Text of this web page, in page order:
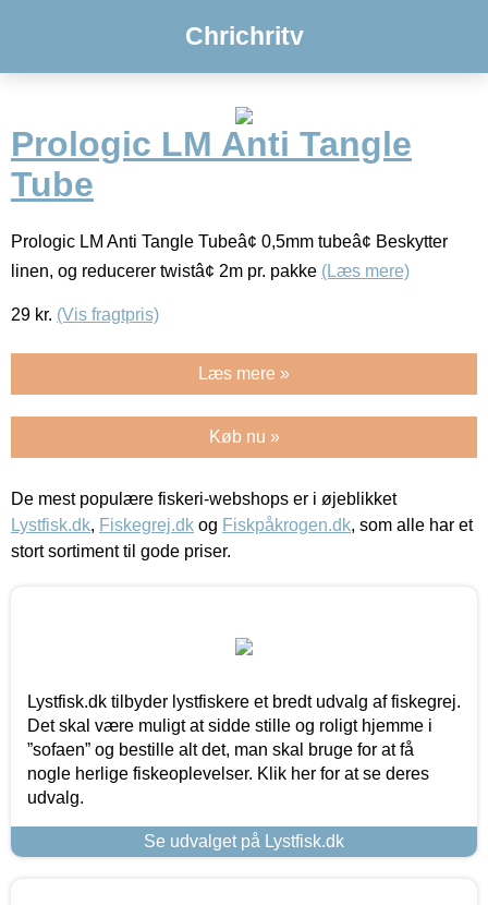
Chrichritv
Prologic LM Anti Tangle
Tube
Prologic LM Anti Tangle Tubeâ¢ 0,5mm tubeâ¢ Beskytter
linen, og reducerer twistâ¢ 2m pr. pakke (Læs mere)
29 kr. (Vis fragtpris)
Læs mere »
Køb nu »
De mest populære fiskeri-webshops er i øjeblikket
Lystfisk.dk, Fiskegrej.dk og Fiskpåkrogen.dk, som alle har et
stort sortiment til gode priser.
Lystfisk.dk tilbyder lystfiskere et bredt udvalg af fiskegrej.
Det skal være muligt at sidde stille og roligt hjemme i
”sofaen” og bestille alt det, man skal bruge for at få
nogle herlige fiskeoplevelser. Klik her for at se deres
udvalg.
Se udvalget på Lystfisk.dk